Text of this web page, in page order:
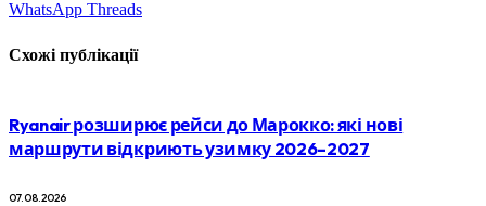
WhatsApp Threads
Схожі публікації
Ryanair розширює рейси до Марокко: які нові
маршрути відкриють узимку 2026–2027
07.08.2026